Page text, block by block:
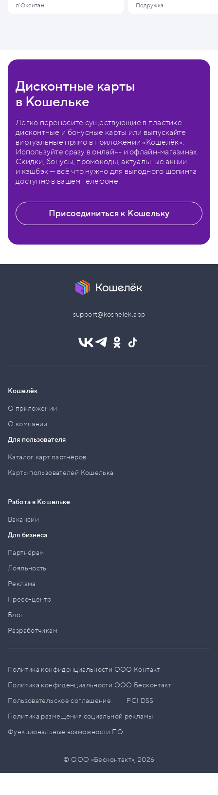
л'Окситан Подружка
Дисконтные карты
в Кошельке
Легко переносите существующие в пластике
дисконтные и бонусные карты или выпускайте
виртуальные прямо в приложении «Кошелёк».
Используйте сразу в онлайн- и офлайн-магазинах.
Скидки, бонусы, промокоды, актуальные акции
и кэшбэк — всё что нужно для выгодного шопинга
доступно в вашем телефоне.
Присоединиться к Кошельку
support@koshelek.app
Кошелёк
О приложении
О компании
Для пользователя
Каталог карт партнёров
Карты пользователей Кошелька
Работа в Кошельке
Вакансии
Для бизнеса
Партнёрам
Лояльность
Реклама
Пресс–центр
Блог
Разработчикам
Политика конфиденциальности ООО Контакт
Политика конфиденциальности ООО Бесконтакт
Пользовательское соглашение
PCI DSS
Политика размещения социальной рекламы
Функциональные возможности ПО
© ООО «Бесконтакт»,2026